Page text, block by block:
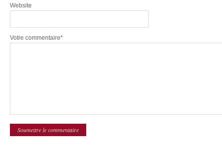
Website
Votre commentaire*